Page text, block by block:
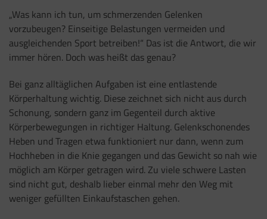
„Was kann ich tun, um schmerzenden Gelenken
vorzubeugen? Einseitige Belastungen vermeiden und
ausgleichenden Sport betreiben!“ Das ist die Antwort, die wir
immer hören. Doch was heißt das genau?
Bei ganz alltäglichen Aufgaben ist eine entlastende
Körperhaltung wichtig. Diese zeichnet sich nicht aus durch
Schonung, sondern ganz im Gegenteil durch aktive
Körperbewegungen in richtiger Haltung. Gelenkschonendes
Heben und Tragen etwa funktioniert nur dann, wenn zum
Hochheben in die Knie gegangen und das Gewicht so nah wie
möglich am Körper getragen wird. Zu viele schwere Lasten
sind nicht gut, deshalb lieber einmal mehr den Weg mit
weniger gefüllten Einkaufstaschen gehen.